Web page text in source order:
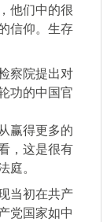
他们中的很
信仰。生存
察院提出对
功的中国官
赢得更多的
，这是很有
。
当初在共产
党国家如中